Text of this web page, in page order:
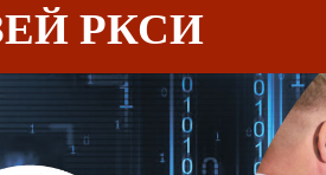
РКСИ